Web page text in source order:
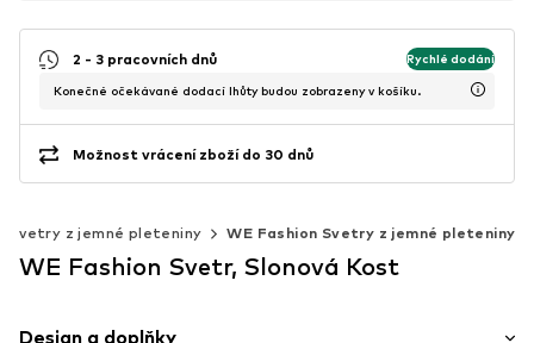
2 - 3 pracovních dnů Rychlé dodání
Konečné očekávané dodací lhůty budou zobrazeny v košíku.
Možnost vrácení zboží do 30 dnů
Svetry z jemné pleteniny WE Fashion Svetry z jemné pleteniny
WE Fashion Svetr, Slonová Kost
Design a doplňky